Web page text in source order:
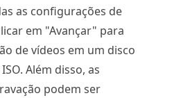
as configurações de
em "Avançar" para
de vídeos em um disco
Além disso, as
podem ser